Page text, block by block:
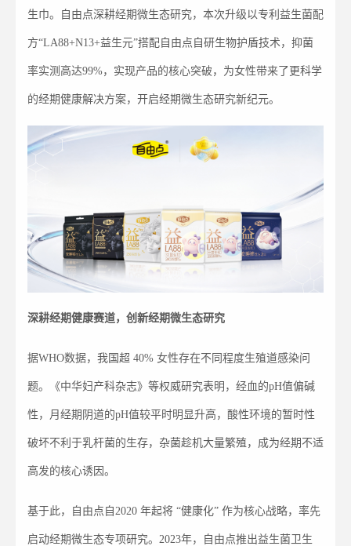
生巾。自由点深耕经期微生态研究，本次升级以专利益生菌配
方“LA88+N13+益生元”搭配自由点自研生物护盾技术，抑菌
率实测高达99%，实现产品的核心突破，为女性带来了更科学
的经期健康解决方案，开启经期微生态研究新纪元。
深耕经期健康赛道， 创新经期微生态研究
据WHO数据，我国超 40% 女性存在不同程度生殖道感染问
题。《中华妇产科杂志》等权威研究表明，经血的pH值偏碱
性，月经期阴道的pH值较平时明显升高，酸性环境的暂时性
破坏不利于乳杆菌的生存，杂菌趁机大量繁殖，成为经期不适
高发的核心诱因。
基于此，自由点自2020 年起将 “健康化” 作为核心战略，率先
启动经期微生态专项研究。2023年，自由点推出益生菌卫生